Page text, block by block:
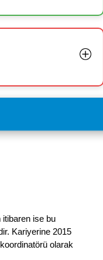
itibaren ise bu
Kariyerine 2015
koordinatörü olarak